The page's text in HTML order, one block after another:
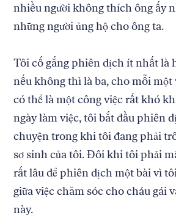
nhiều người không thích ông ấy
những người ủng hộ cho ông ta.
Tôi cố gắng phiên dịch ít nhất là
nếu không thì là ba, cho mỗi một
có thể là một công việc rất khó
ngày làm việc, tôi bắt đầu phiên
chuyện trong khi tôi đang phải
sơ sinh của tôi. Đôi khi tôi phải
rất lâu để phiên dịch một bài vì
giữa việc chăm sóc cho cháu gái
này.